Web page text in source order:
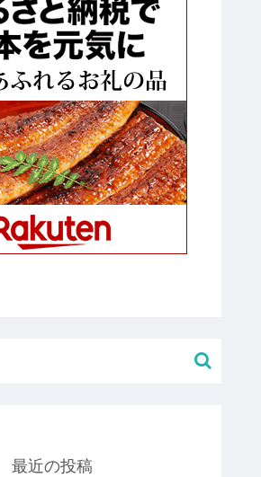
最近の投稿